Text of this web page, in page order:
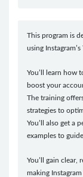
This program is
using Instagram’s
You’ll learn how
boost your
The training
strategies to
You’ll also get a
examples to
You’ll gain clear,
making